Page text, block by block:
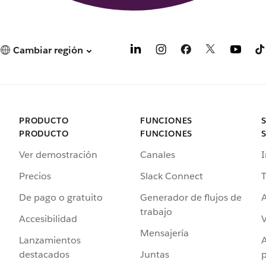
Cambiar región
PRODUCTO
PRODUCTO
Ver demostración
Precios
De pago o gratuito
Accesibilidad
Lanzamientos
destacados
FUNCIONES
FUNCIONES
Canales
Slack Connect
Generador de flujos de
trabajo
Mensajería
Juntas